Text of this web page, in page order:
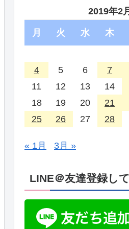
2019年2月
月 火 水 木
4
5 6 7
11
12 13 14
18
19 20 21
25
26 27 28
« 1月 3月 »
LINE＠友達登録し